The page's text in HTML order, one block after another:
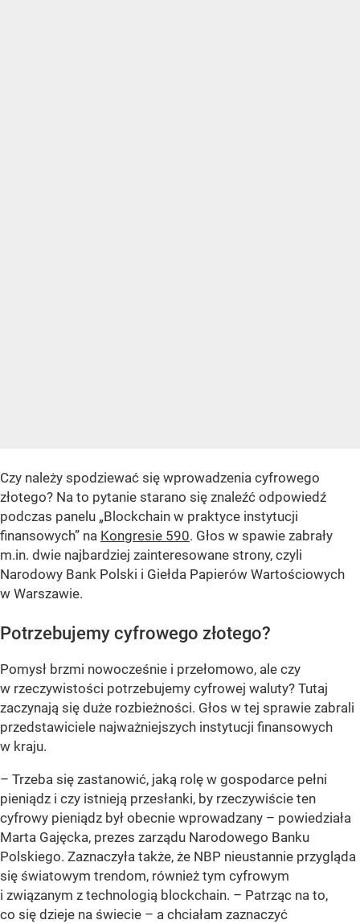
Czy należy spodziewać się wprowadzenia cyfrowego
złotego? Na to pytanie starano się znaleźć odpowiedź
podczas panelu „Blockchain w praktyce instytucji
finansowych” na Kongresie 590. Głos w spawie zabrały
m.in. dwie najbardziej zainteresowane strony, czyli
Narodowy Bank Polski i Giełda Papierów Wartościowych
w Warszawie.
Potrzebujemy cyfrowego złotego?
Pomysł brzmi nowocześnie i przełomowo, ale czy
w rzeczywistości potrzebujemy cyfrowej waluty? Tutaj
zaczynają się duże rozbieżności. Głos w tej sprawie zabrali
przedstawiciele najważniejszych instytucji finansowych
w kraju.
– Trzeba się zastanowić, jaką rolę w gospodarce pełni
pieniądz i czy istnieją przesłanki, by rzeczywiście ten
cyfrowy pieniądz był obecnie wprowadzany – powiedziała
Marta Gajęcka, prezes zarządu Narodowego Banku
Polskiego. Zaznaczyła także, że NBP nieustannie przygląda
się światowym trendom, również tym cyfrowym
i związanym z technologią blockchain. – Patrząc na to,
co się dzieje na świecie – a chciałam zaznaczyć